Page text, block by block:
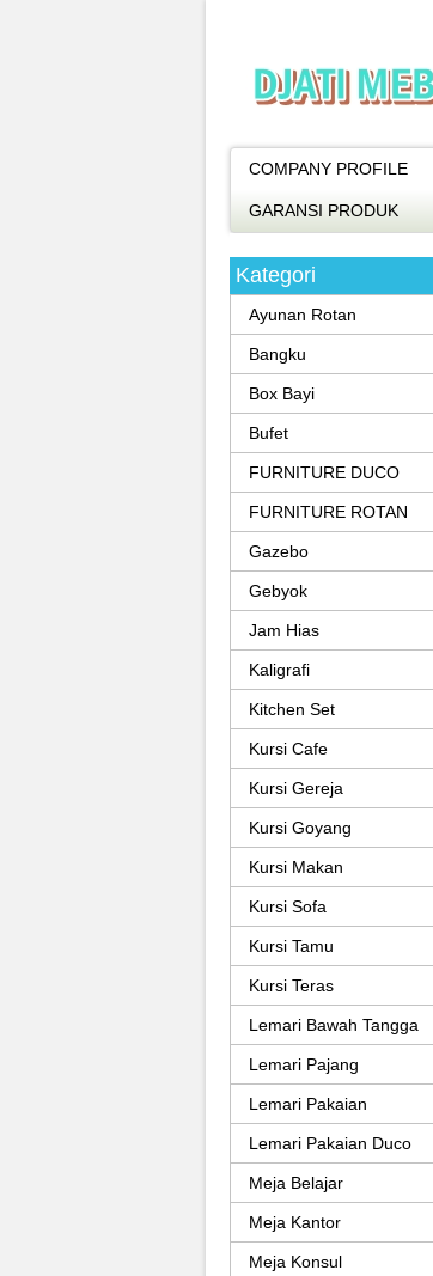
COMPANY PROFILE
GARANSI PRODUK
Kategori
Ayunan Rotan
Bangku
Box Bayi
Bufet
FURNITURE DUCO
FURNITURE ROTAN
Gazebo
Gebyok
Jam Hias
Kaligrafi
Kitchen Set
Kursi Cafe
Kursi Gereja
Kursi Goyang
Kursi Makan
Kursi Sofa
Kursi Tamu
Kursi Teras
Lemari Bawah Tangga
Lemari Pajang
Lemari Pakaian
Lemari Pakaian Duco
Meja Belajar
Meja Kantor
Meja Konsul